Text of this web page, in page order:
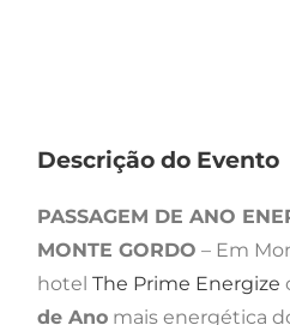
Descrição do Evento
PASSAGEM DE ANO
MONTE GORDO – Em
hotel The Prime Energize
de Ano mais energética